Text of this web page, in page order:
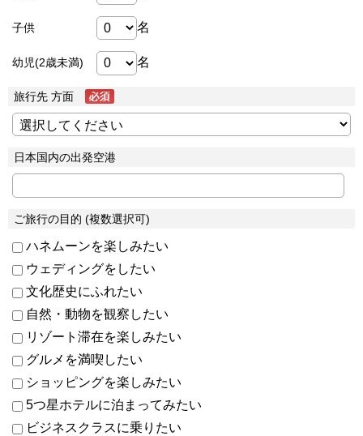
子供 名
幼児(2歳未満) 名
旅行先 方面
日本国内の出発空港
ご旅行の目的 (複数選択可)
ハネムーンを楽しみたい
ウェディングをしたい
文化歴史にふれたい
自然・動物を観察したい
リゾート滞在を楽しみたい
グルメを満喫したい
ショッピングを楽しみたい
5つ星ホテルに泊まってみたい
ビジネスクラスに乗りたい